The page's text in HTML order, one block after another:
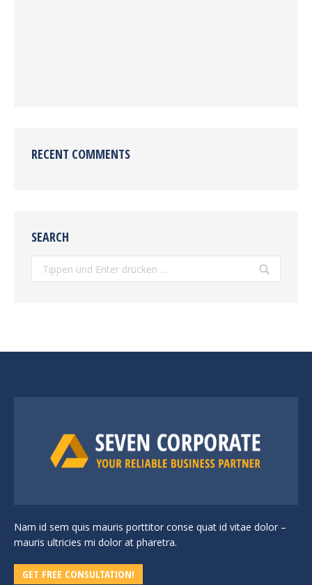
RECENT COMMENTS
SEARCH
Search:
Nam id sem quis mauris porttitor conse quat id vitae dolor –
mauris ultricies mi dolor at pharetra.
GET FREE CONSULTATION!